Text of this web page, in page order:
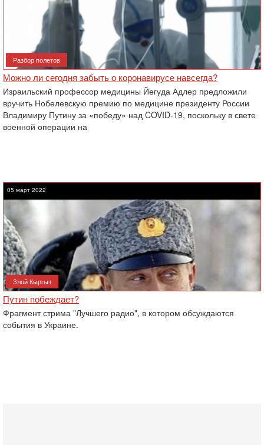
Разбор полетов
Можно ли сегодня забыть о коронавирусе навсегда?
Израильский профессор медицины Йегуда Адлер предложили
вручить Нобелевскую премию по медицине президенту России
Владимиру Путину за «победу» над COVID-19, поскольку в свете
военной операции на
05 март 2022
Злой Кыргыз
Путин побеждает?
Фрагмент стрима "Лучшего радио", в котором обсуждаются
события в Украине.